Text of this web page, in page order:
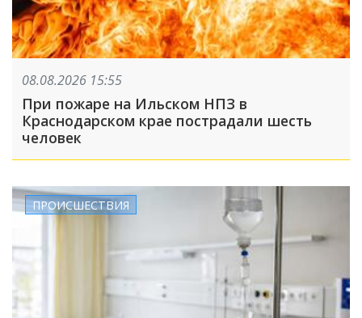
08.08.2026 15:55
При пожаре на Ильском НПЗ в
Краснодарском крае пострадали шесть
человек
ПРОИСШЕСТВИЯ